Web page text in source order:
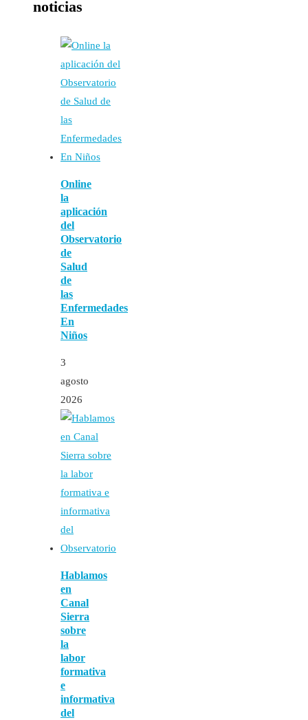
noticias
Online
la
aplicación
del
Observatorio
de
Salud
de
las
Enfermedades
En
Niños
3
agosto
2026
Hablamos
en
Canal
Sierra
sobre
la
labor
formativa
e
informativa
del